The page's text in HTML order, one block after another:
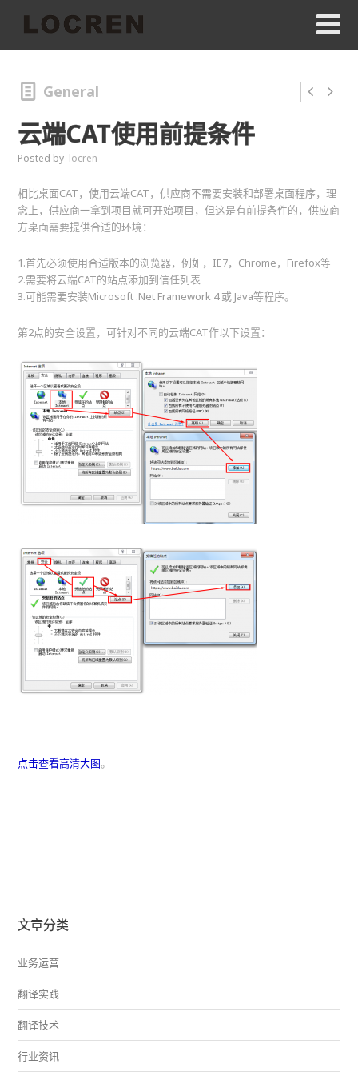
General
云端CAT使用前提条件
Posted by locren
相比桌面CAT，使用云端CAT，供应商不需要安装和部署桌面程序，理
念上，供应商一拿到项目就可开始项目，但这是有前提条件的，供应商
方桌面需要提供合适的环境：
1.首先必须使用合适版本的浏览器，例如，IE7，Chrome，Firefox等
2.需要将云端CAT的站点添加到信任列表
3.可能需要安装Microsoft .Net Framework 4 或 Java等程序。
第2点的安全设置，可针对不同的云端CAT作以下设置：
点击查看高清大图。
文章分类
业务运营
翻译实践
翻译技术
行业资讯